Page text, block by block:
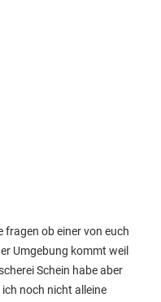
ob einer von euch
Umgebung kommt weil
Schein habe aber
ich noch nicht alleine